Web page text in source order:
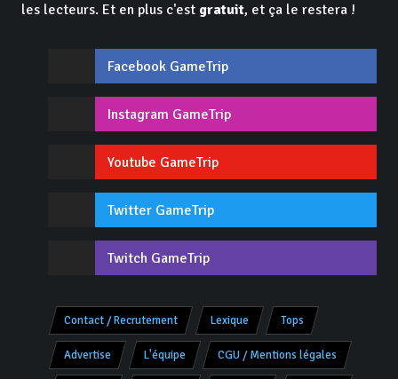
les lecteurs. Et en plus c'est gratuit, et ça le restera !
Facebook GameTrip
Instagram GameTrip
Youtube GameTrip
Twitter GameTrip
Twitch GameTrip
Contact / Recrutement Lexique Tops
Advertise L'équipe CGU / Mentions légales